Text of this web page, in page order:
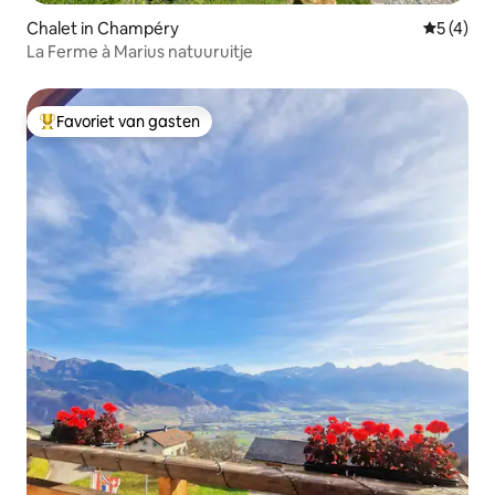
Chalet in Champéry
5 (4)
La Ferme à Marius natuuruitje
Topfavoriet van gasten
Favoriet van gasten